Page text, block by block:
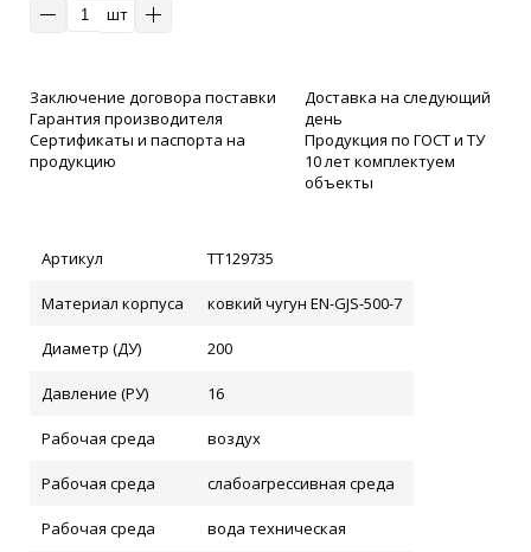
шт
Заключение договора поставки
Гарантия производителя
Сертификаты и паспорта на
продукцию
Доставка на следующий
день
Продукция по ГОСТ и ТУ
10 лет комплектуем
объекты
Артикул ТТ129735
Материал корпуса ковкий чугун EN-GJS-500-7
Диаметр (ДУ) 200
Давление (РУ) 16
Рабочая среда воздух
Рабочая среда слабоагрессивная среда
Рабочая среда вода техническая